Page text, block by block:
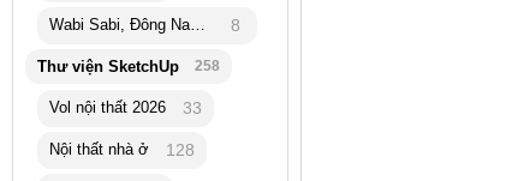
Wabi Sabi, Đông Nam Á 8
Thư viện SketchUp 258
Vol nội thất 2026 33
Nội thất nhà ở 128